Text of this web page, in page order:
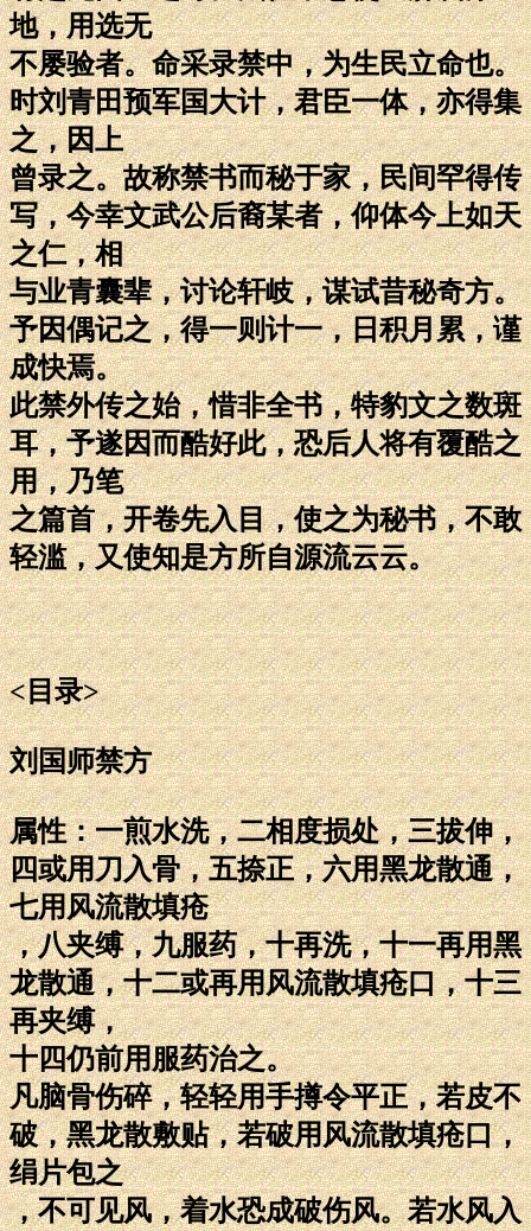
地，用选无
不屡验者。命采录禁中，为生民立命也。
时刘青田预军国大计，君臣一体，亦得集
之，因上
曾录之。故称禁书而秘于家，民间罕得传
写，今幸文武公后裔某者，仰体今上如天
之仁，相
与业青囊辈，讨论轩岐，谋试昔秘奇方。
予因偶记之，得一则计一，日积月累，谨
成快焉。
此禁外传之始，惜非全书，特豹文之数斑
耳，予遂因而酷好此，恐后人将有覆酷之
用，乃笔
之篇首，开卷先入目，使之为秘书，不敢
轻滥，又使知是方所自源流云云。
<目录>
刘国师禁方
属性：一煎水洗，二相度损处，三拔伸，
四或用刀入骨，五捺正，六用黑龙散通，
七用风流散填疮
，八夹缚，九服药，十再洗，十一再用黑
龙散通，十二或再用风流散填疮口，十三
再夹缚，
十四仍前用服药治之。
凡脑骨伤碎，轻轻用手撙令平正，若皮不
破，黑龙散敷贴，若破用风流散填疮口，
绢片包之
，不可见风，着水恐成破伤风。若水风入